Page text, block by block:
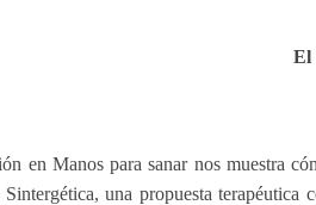
El
en Manos para sanar nos muestra
una propuesta